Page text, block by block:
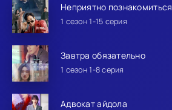
Неприятно познакомиться
1 сезон 1-15 серия
Завтра обязательно
1 сезон 1-8 серия
Адвокат айдола